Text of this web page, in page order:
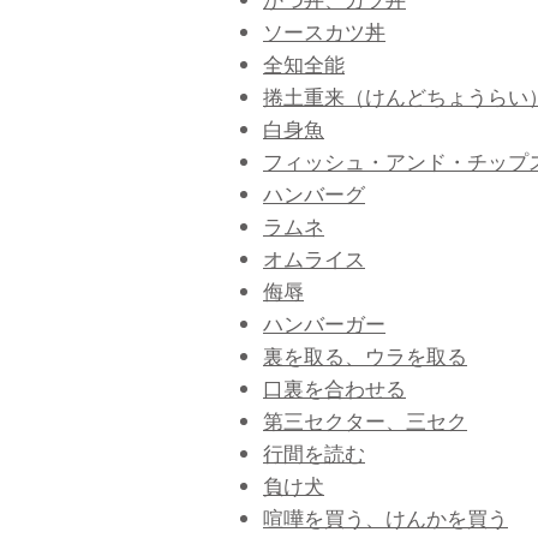
ソースカツ丼
全知全能
捲土重来（けんどちょうらい
白身魚
フィッシュ・アンド・チップ
ハンバーグ
ラムネ
オムライス
侮辱
ハンバーガー
裏を取る、ウラを取る
口裏を合わせる
第三セクター、三セク
行間を読む
負け犬
喧嘩を買う、けんかを買う